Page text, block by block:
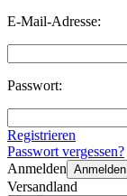
E-Mail-Adresse:
Passwort:
Registrieren
Passwort vergessen?
Anmelden Anmelden
Versandland